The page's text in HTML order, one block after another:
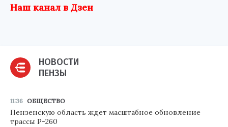
Наш канал в Дзен
НОВОСТИ
ПЕНЗЫ
11:36 ОБЩЕСТВО
Пензенскую область ждет масштабное обновление
трассы Р-260